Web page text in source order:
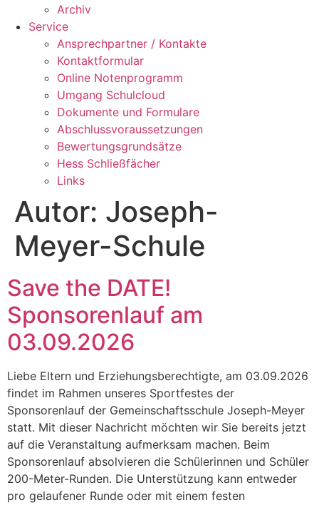
Archiv
Service
Ansprechpartner / Kontakte
Kontaktformular
Online Notenprogramm
Umgang Schulcloud
Dokumente und Formulare
Abschlussvoraussetzungen
Bewertungsgrundsätze
Hess Schließfächer
Links
Autor: Joseph-
Meyer-Schule
Save the DATE!
Sponsorenlauf am
03.09.2026
Liebe Eltern und Erziehungsberechtigte, am 03.09.2026
findet im Rahmen unseres Sportfestes der
Sponsorenlauf der Gemeinschaftsschule Joseph-Meyer
statt. Mit dieser Nachricht möchten wir Sie bereits jetzt
auf die Veranstaltung aufmerksam machen. Beim
Sponsorenlauf absolvieren die Schülerinnen und Schüler
200-Meter-Runden. Die Unterstützung kann entweder
pro gelaufener Runde oder mit einem festen